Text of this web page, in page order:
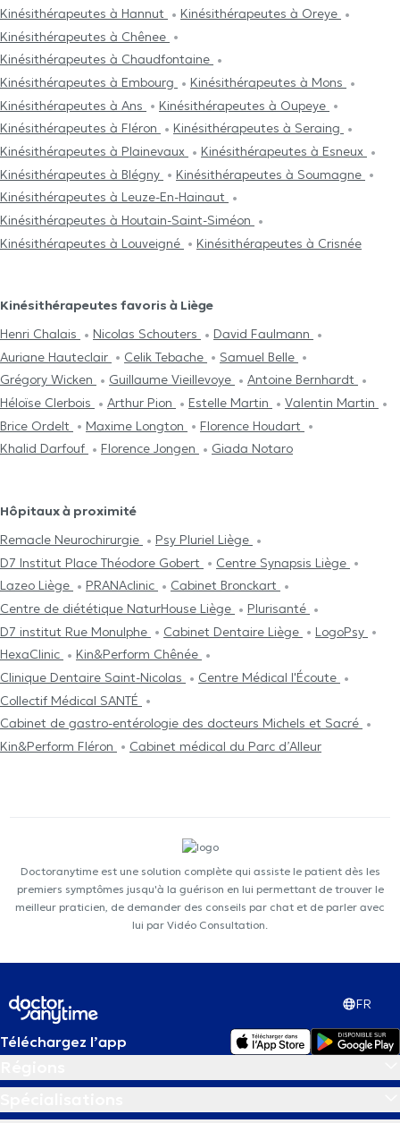
Kinésithérapeutes à Hannut
Kinésithérapeutes à Oreye
Kinésithérapeutes à Chênee
Kinésithérapeutes à Chaudfontaine
Kinésithérapeutes à Embourg
Kinésithérapeutes à Mons
Kinésithérapeutes à Ans
Kinésithérapeutes à Oupeye
Kinésithérapeutes à Fléron
Kinésithérapeutes à Seraing
Kinésithérapeutes à Plainevaux
Kinésithérapeutes à Esneux
Kinésithérapeutes à Blégny
Kinésithérapeutes à Soumagne
Kinésithérapeutes à Leuze-En-Hainaut
Kinésithérapeutes à Houtain-Saint-Siméon
Kinésithérapeutes à Louveigné
Kinésithérapeutes à Crisnée
Kinésithérapeutes favoris à Liège
Henri Chalais
Nicolas Schouters
David Faulmann
Auriane Hauteclair
Celik Tebache
Samuel Belle
Grégory Wicken
Guillaume Vieillevoye
Antoine Bernhardt
Héloïse Clerbois
Arthur Pion Estelle Martin
Valentin Martin
Brice Ordelt
Maxime Longton
Florence Houdart
Khalid Darfouf
Florence Jongen Giada Notaro
Hôpitaux à proximité
Remacle Neurochirurgie
Psy Pluriel Liège
D7 Institut Place Théodore Gobert
Centre Synapsis Liège
Lazeo Liège
PRANAclinic
Cabinet Bronckart
Centre de diététique NaturHouse Liège
Plurisanté
D7 institut Rue Monulphe
Cabinet Dentaire Liège
LogoPsy
HexaClinic
Kin&Perform Chênée
Clinique Dentaire Saint-Nicolas
Centre Médical l'Écoute
Collectif Médical SANTÉ
Cabinet de gastro-entérologie des docteurs Michels et Sacré
Kin&Perform Fléron
Cabinet médical du Parc d’Alleur
Doctoranytime est une solution complète qui assiste le patient dès les
premiers symptômes jusqu'à la guérison en lui permettant de trouver le
meilleur praticien, de demander des conseils par chat et de parler avec
lui par Vidéo Consultation.
FR
Téléchargez l’app